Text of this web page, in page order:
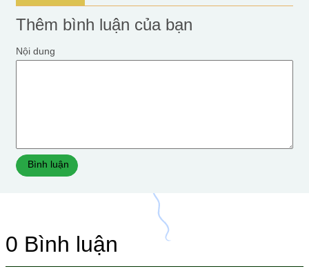
Thêm bình luận của bạn
Nội dung
Bình luận
0 Bình luận